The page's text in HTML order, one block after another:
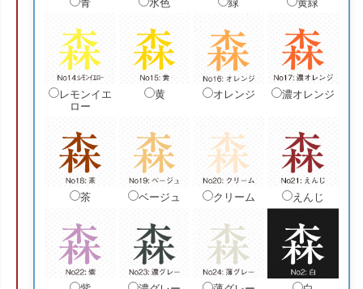
青 水色 緑 黄緑
レモンイエ
ロー
黄 オレンジ 濃オレンジ
茶 ベージュ クリーム えんじ